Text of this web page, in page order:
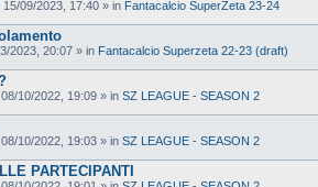
15/09/2023, 17:40 » in Fantacalcio SuperZeta 23-24
2023, 20:07 » in Fantacalcio Superzeta 22-23 (draft)
08/10/2022, 19:09 » in SZ LEAGUE - SEASON 2
08/10/2022, 19:03 » in SZ LEAGUE - SEASON 2
PARTECIPANTI